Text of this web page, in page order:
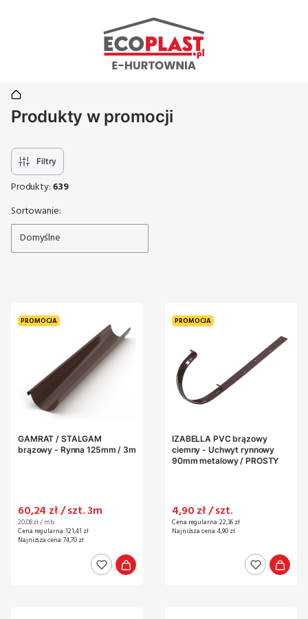
Produkty w promocji
Filtry
Produkty:639
Lista produktów
Sortowanie:
Domyślne
PROMOCJA
GAMRAT / STALGAM
brązowy - Rynna 125mm / 3m
Cena promocyjna
60,24 zł / szt. 3m
Cena jednostkowa
20,08 zł / mb
Cena regularna:121,41 zł
Najniższa cena:74,70 zł
PROMOCJA
IZABELLA PVC brązowy
ciemny - Uchwyt rynnowy
90mm metalowy / PROSTY
Cena promocyjna
4,90 zł / szt.
Cena regularna:22,36 zł
Najniższa cena:4,90 zł